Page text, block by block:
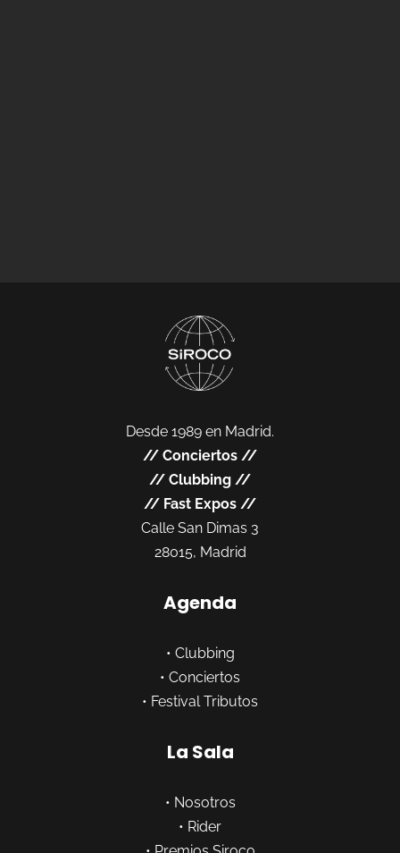
Desde 1989 en Madrid.
// Conciertos //
// Clubbing //
// Fast Expos //
Calle San Dimas 3
28015, Madrid
Agenda
• Clubbing
• Conciertos
• Festival Tributos
La Sala
• Nosotros
• Rider